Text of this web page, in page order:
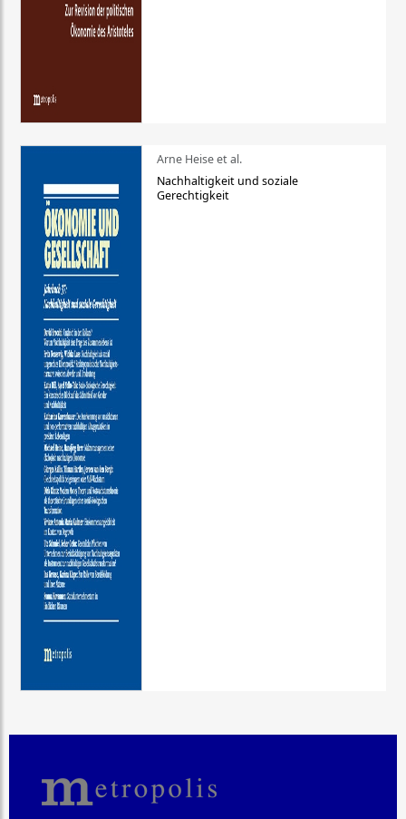
Arne Heise et al.
Nachhaltigkeit und soziale
Gerechtigkeit